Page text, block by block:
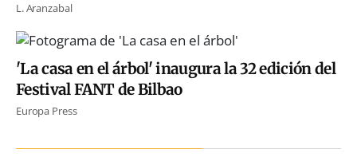
L. Aranzabal
'La casa en el árbol' inaugura la 32 edición del
Festival FANT de Bilbao
Europa Press